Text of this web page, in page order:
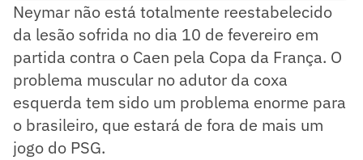
Neymar não está totalmente reestabelecido
da lesão sofrida no dia 10 de fevereiro em
partida contra o Caen pela Copa da França. O
problema muscular no adutor da coxa
esquerda tem sido um problema enorme para
o brasileiro, que estará de fora de mais um
jogo do PSG.